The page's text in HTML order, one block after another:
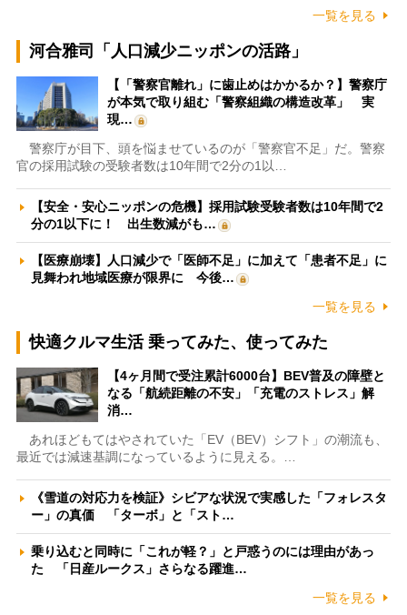
一覧を見る
河合雅司「人口減少ニッポンの活路」
【「警察官離れ」に歯止めはかかるか？】警察庁
が本気で取り組む「警察組織の構造改革」 実
現…
警察庁が目下、頭を悩ませているのが「警察官不足」だ。警察
官の採用試験の受験者数は10年間で2分の1以…
【安全・安心ニッポンの危機】採用試験受験者数は10年間で2
分の1以下に！ 出生数減がも…
【医療崩壊】人口減少で「医師不足」に加えて「患者不足」に
見舞われ地域医療が限界に 今後…
一覧を見る
快適クルマ生活 乗ってみた、使ってみた
【4ヶ月間で受注累計6000台】BEV普及の障壁と
なる「航続距離の不安」「充電のストレス」解
消…
あれほどもてはやされていた「EV（BEV）シフト」の潮流も、
最近では減速基調になっているように見える。…
《雪道の対応力を検証》シビアな状況で実感した「フォレスタ
ー」の真価 「ターボ」と「スト…
乗り込むと同時に「これが軽？」と戸惑うのには理由があっ
た 「日産ルークス」さらなる躍進…
一覧を見る